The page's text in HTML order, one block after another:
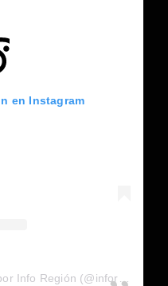
en Instagram
Una publicación compartida por Info Región (@inforegion_redes)